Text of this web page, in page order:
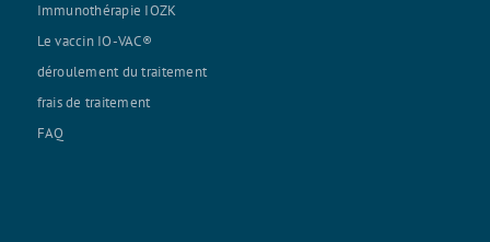
Immunothérapie IOZK
Le vaccin IO-VAC®
déroulement du traitement
frais de traitement
FAQ